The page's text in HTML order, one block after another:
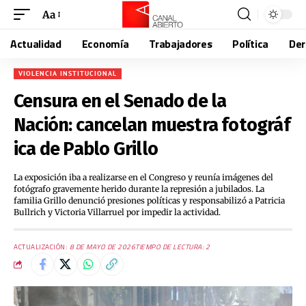
Aa
Actualidad Economía Trabajadores Política
VIOLENCIA INSTITUCIONAL
Censura en el Senado de la
Nación: cancelan muestra fotográf
ica de Pablo Grillo
La exposición iba a realizarse en el Congreso y reunía imágenes del
fotógrafo gravemente herido durante la represión a jubilados. La
familia Grillo denunció presiones políticas y responsabilizó a Patricia
Bullrich y Victoria Villarruel por impedir la actividad.
ACTUALIZACIÓN: 8 DE MAYO DE 2026TIEMPO DE LECTURA: 2